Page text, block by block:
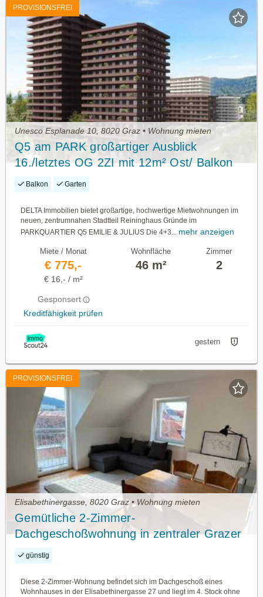
PROVISIONSFREI
Unesco Esplanade 10, 8020 Graz • Wohnung mieten
Q5 am PARK großartiger Ausblick
16./letztes OG 2ZI mit 12m² Ost/ Balkon
Balkon Garten
DELTA Immobilien bietet großartige, hochwertige Mietwohnungen im
neuen, zentrumnahen Stadtteil Reininghaus Gründe im
PARKQUARTIER Q5 EMILIE & JULIUS Die 4+3... mehr anzeigen
Miete / Monat
€ 775,-
€ 16,- / m²
Gesponsert
Kreditfähigkeit prüfen
Wohnfläche
46 m²
Zimmer
2
gestern
PROVISIONSFREI
Elisabethinergasse, 8020 Graz • Wohnung mieten
Gemütliche 2-Zimmer-
Dachgeschoßwohnung in zentraler Grazer
Lage
günstig
Diese 2-Zimmer-Wohnung befindet sich im Dachgeschoß eines
Wohnhauses in der Elisabethinergasse 27 und liegt im 4. Stock ohne